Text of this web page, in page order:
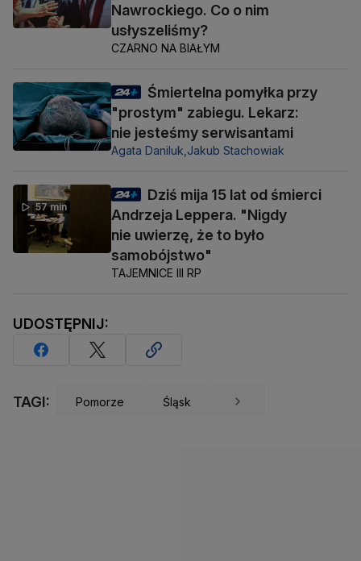
Nawrockiego. Co o nim
usłyszeliśmy?
CZARNO NA BIAŁYM
Śmiertelna pomyłka przy
"prostym" zabiegu. Lekarz:
nie jesteśmy serwisantami
Agata Daniluk, Jakub Stachowiak
57 min
Dziś mija 15 lat od śmierci
Andrzeja Leppera. "Nigdy
nie uwierzę, że to było
samobójstwo"
TAJEMNICE III RP
UDOSTĘPNIJ:
TAGI: Pomorze Śląsk